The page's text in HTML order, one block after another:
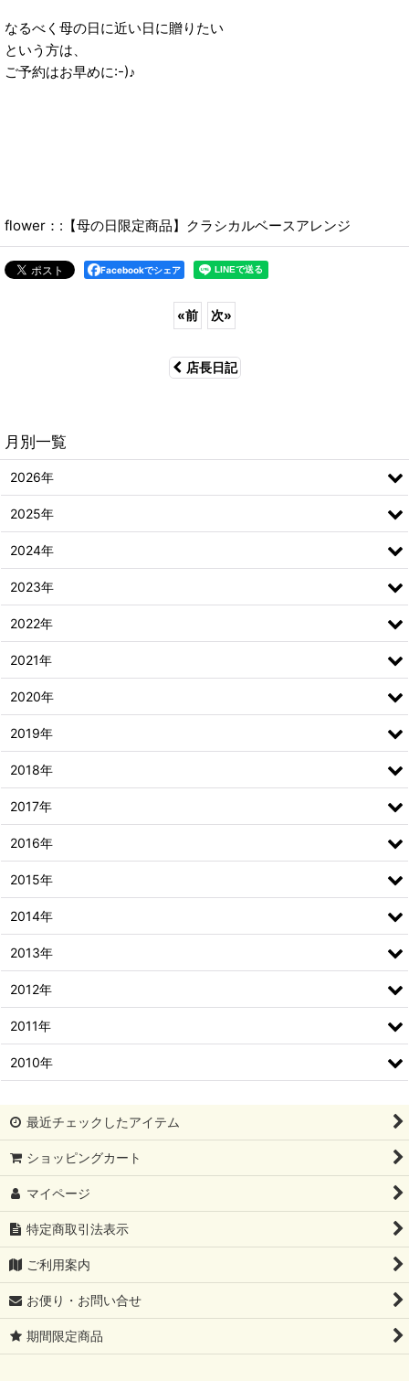
なるべく母の日に近い日に贈りたい
という方は、
ご予約はお早めに:-)♪
flower：:【母の日限定商品】クラシカルベースアレンジ
Facebookでシェア
«前 次»
店長日記
月別一覧
2026年
2025年
2024年
2023年
2022年
2021年
2020年
2019年
2018年
2017年
2016年
2015年
2014年
2013年
2012年
2011年
2010年
最近チェックしたアイテム
ショッピングカート
マイページ
特定商取引法表示
ご利用案内
お便り・お問い合せ
期間限定商品